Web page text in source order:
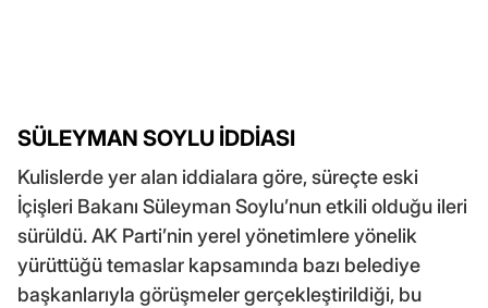
SÜLEYMAN SOYLU İDDİASI
Kulislerde yer alan iddialara göre, süreçte eski
İçişleri Bakanı Süleyman Soylu’nun etkili olduğu ileri
sürüldü. AK Parti’nin yerel yönetimlere yönelik
yürüttüğü temaslar kapsamında bazı belediye
başkanlarıyla görüşmeler gerçekleştirildiği, bu